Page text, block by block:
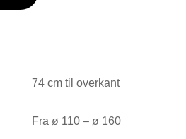
74 cm til overkant
Fra ø 110 – ø 160